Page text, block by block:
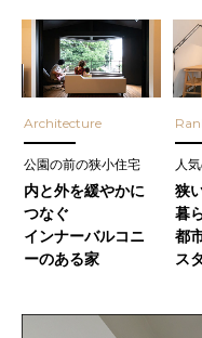
Architecture
公園の前の狭小住宅
内と外を緩やかに
つなぐ
インナーバルコニ
ーのある家
人
狭
暮
都
ス